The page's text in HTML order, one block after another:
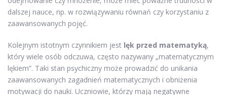
dalszej nauce, np. w rozwiązywaniu równań czy korzystaniu z
zaawansowanych pojęć.
Kolejnym istotnym czynnikiem jest lęk przed matematyką,
który wiele osób odczuwa, często nazywany „matematycznym
lękiem”. Taki stan psychiczny może prowadzić do unikania
zaawansowanych zagadnień matematycznych i obniżenia
motywacji do nauki. Uczniowie, którzy mają negatywne